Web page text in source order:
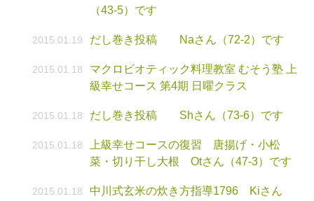
（43-5）です
2015.01.19 だし巻き投稿 Naさん（72-2）です
2015.01.18
マクロビオティック料理教室 むそう塾 上
級幸せコース 第4期 日曜クラス
2015.01.18 だし巻き投稿 Shさん（73-6）です
2015.01.18
上級幸せコースの復習 唐揚げ・小松
菜・切り干し大根 Otさん（47-3）です
2015.01.18 中川式玄米の炊き方指導1796 Kiさん